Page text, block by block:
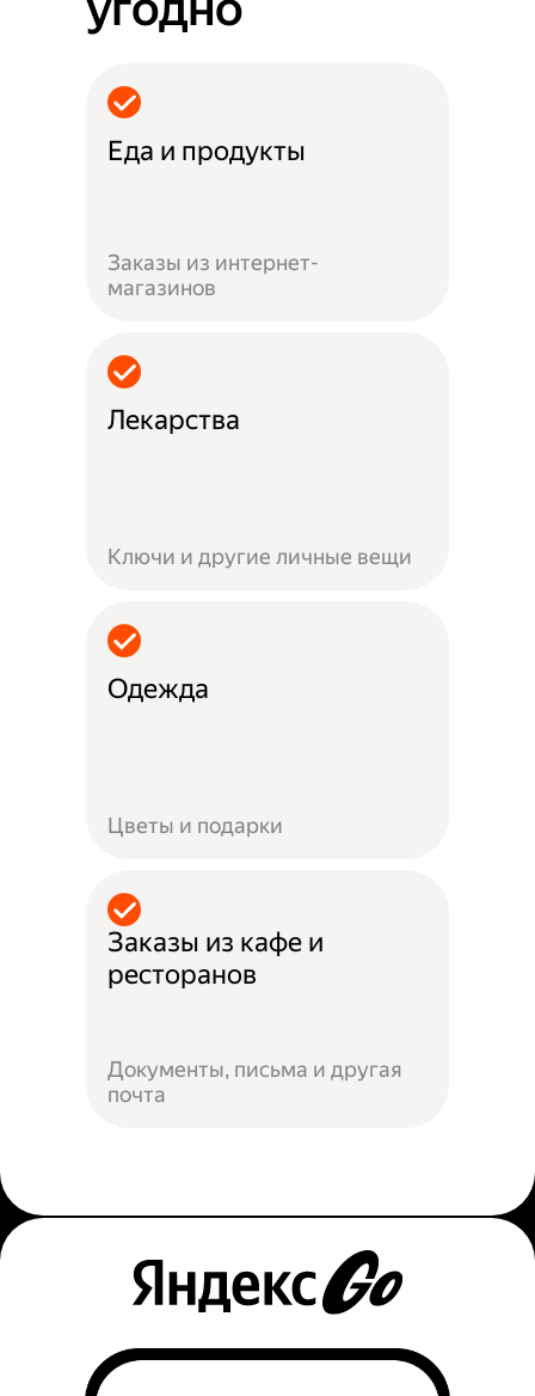
Еда и продукты
Заказы из интернет-
магазинов
Лекарства
Ключи и другие личные вещи
Одежда
Цветы и подарки
Заказы из кафе и
ресторанов
Документы, письма и другая
почта